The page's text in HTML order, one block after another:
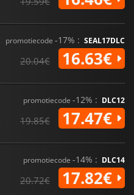
promotiecode -17% : SEAL17DLC
20.04€ 16.63€
promotiecode -12% : DLC12
19.85€ 17.47€
promotiecode -14% : DLC14
20.72€ 17.82€